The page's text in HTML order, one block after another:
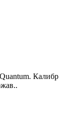
Калибр